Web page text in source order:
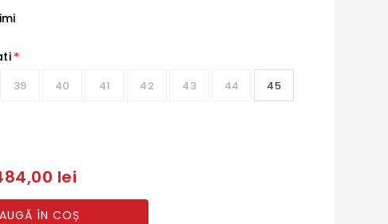
*
39 40 41 42 43 44 45
lei
ÎN COȘ